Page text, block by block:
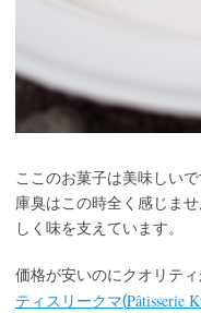
ここのお菓子は美味しい
庫臭はこの時全く感じま
しく味を支えています。
価格が安いのにクオリテ
ティスリークマ(Pâtisserie